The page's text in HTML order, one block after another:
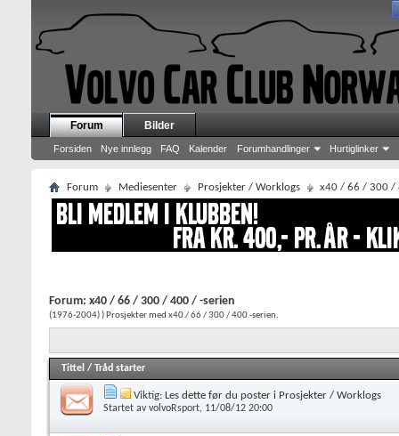
Forum
Forsiden Nye innlegg FAQ Kalender Forumhandlinger Hurtiglinker
Bilder
Forum Mediesenter Prosjekter / Worklogs x40 / 66 / 300 /
Forum: x40 / 66 / 300 / 400 / -serien
(1976-2004) ) Prosjekter med x40 / 66 / 300 / 400 -serien.
Tittel / Tråd starter
Viktig: Les dette før du poster i Prosjekter / Worklogs
Startet avvolvoRsport, 11/08/12 20:00